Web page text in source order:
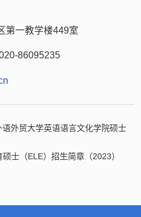
第一教学楼449室
86095235
语外贸大学英语语言文化学院硕士
士（ELE）招生简章（2023）